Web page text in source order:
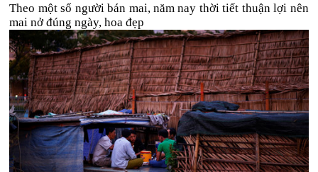
Theo một số người bán mai, năm nay thời tiết thuận lợi nên
mai nở đúng ngày, hoa đẹp